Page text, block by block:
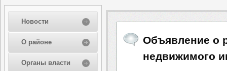
Новости
О районе
Органы власти
Объявление о
недвижимого